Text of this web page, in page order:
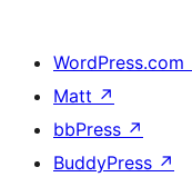
WordPress.com
Matt ↗
bbPress ↗
BuddyPress ↗